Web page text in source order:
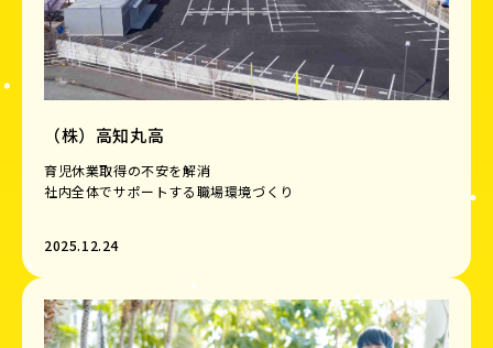
（株）高知丸高
育児休業取得の不安を解消
社内全体でサポートする職場環境づくり
2025.12.24